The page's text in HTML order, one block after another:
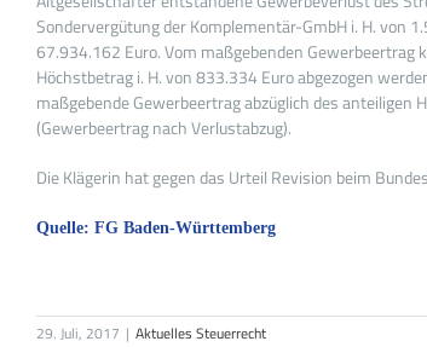
Sondervergütung der Komplementär-GmbH i. H. von
67.934.162 Euro. Vom maßgebenden
Höchstbetrag i. H. von 833.334 Euro abgezogen
maßgebende Gewerbeertrag abzüglich des anteiligen
(Gewerbeertrag nach Verlustabzug).
Die Klägerin hat gegen das Urteil Revision beim
Quelle: FG Baden-Württemberg
29. Juli, 2017 | Aktuelles Steuerrecht